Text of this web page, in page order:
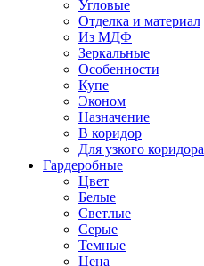
Угловые
Отделка и материал
Из МДФ
Зеркальные
Особенности
Купе
Эконом
Назначение
В коридор
Для узкого коридора
Гардеробные
Цвет
Белые
Светлые
Серые
Темные
Цена